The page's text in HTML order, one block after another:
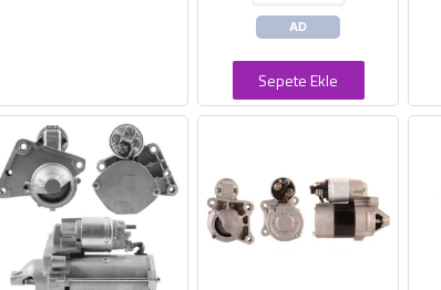
AD
Sepete Ekle